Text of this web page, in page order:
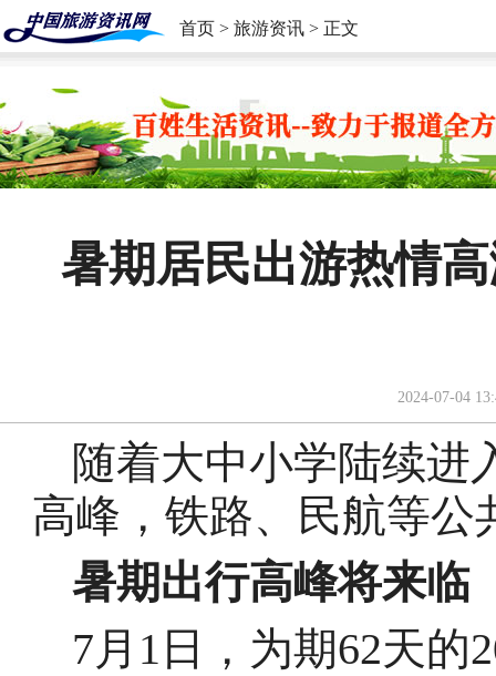
首页 > 旅游资讯 > 正文
暑期居民出游热情
2024-07-04
随着大中小学陆续进
高峰，铁路、民航等公
暑期出行高峰将来临
7月1日，为期62天的